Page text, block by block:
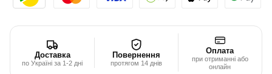
Доставка
по Україні за 1-2 дні
Повернення
протягом 14 днів
Оплата
при отриманні або
онлайн